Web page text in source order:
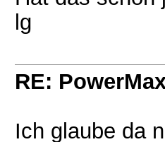
lg
RE:
Ich glaube da